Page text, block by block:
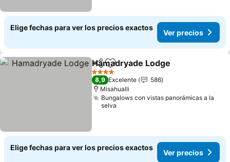
Elige fechas para ver los precios exactos
Ver precios
CompartirAgregar a favoritos
Hamadryade Lodge
4 Estrellas
8,9 Excelente
586
Misahualli
Bungalows con vistas panorámicas a la
selva
Elige fechas para ver los precios exactos
Ver precios